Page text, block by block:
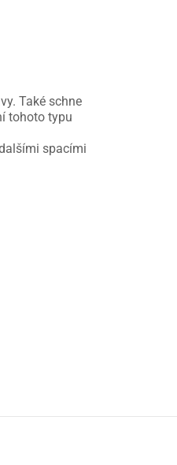
Také schne
tohoto typu
spacími